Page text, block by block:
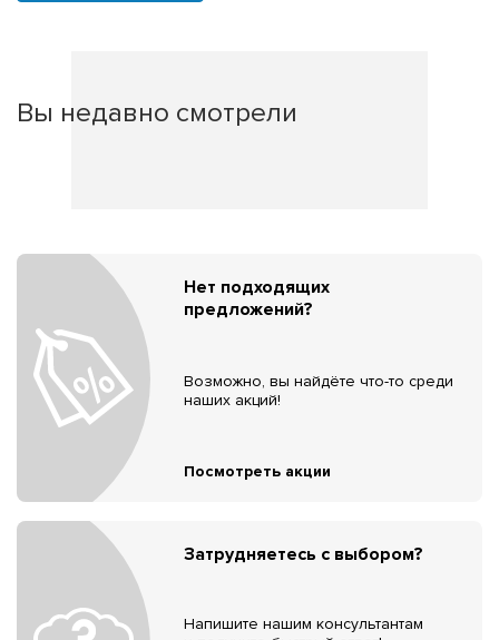
Вы недавно смотрели
Нет подходящих
предложений?
Возможно, вы найдёте что-то среди
наших акций!
Посмотреть акции
Затрудняетесь с выбором?
Напишите нашим консультантам